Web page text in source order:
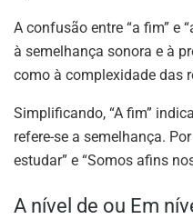
A confusão entre “a fim” e
à semelhança sonora e à
como à complexidade das
Simplificando, “A fim”
refere-se a semelhança.
estudar” e “Somos afins
A nível de ou Em